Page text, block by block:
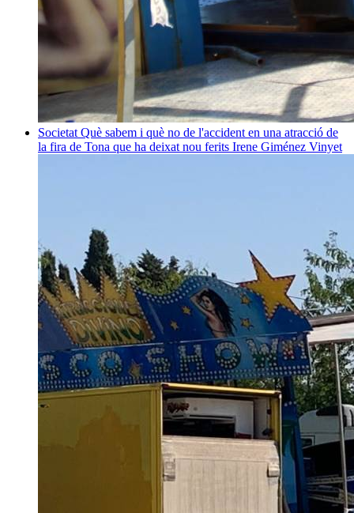
Societat Què sabem i què no de l'accident en una atracció de
la fira de Tona que ha deixat nou ferits Irene Giménez Vinyet